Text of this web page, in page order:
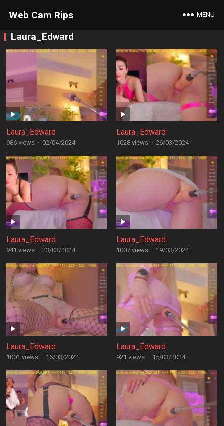
Web Cam Rips MENU
Laura_Edward
Laura_Edward
986 views · 02/04/2024
Laura_Edward
1028 views · 26/03/2024
Laura_Edward
941 views · 23/03/2024
Laura_Edward
1007 views · 19/03/2024
Laura_Edward
1001 views · 16/03/2024
Laura_Edward
921 views · 15/03/2024